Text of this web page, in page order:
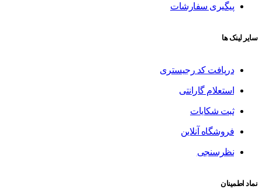
پیگیری سفارشات
سایر لینک ها
دریافت کد رجیستری
استعلام گارانتی
ثبت شکایات
فروشگاه آنلاین
نظرسنجی
نماد اطمینان